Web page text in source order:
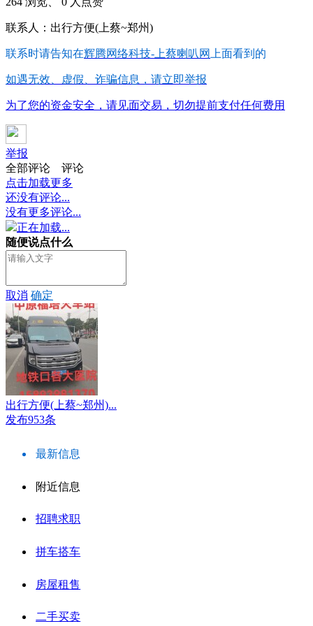
联系人：出行方便(上蔡~郑州)
联系时请告知在辉腾网络科技-上蔡喇叭网 上面看到的
如遇无效、虚假、诈骗信息，请立即举报
为了您的资金安全，请见面交易，切勿提前支付任何费用
举报
全部评论
评论
点击加载更多
还没有评论...
没有更多评论...
正在加载...
随便说点什么
取消 确定
出行方便(上蔡~郑州)...
发布953条
最新信息
附近信息
招聘求职
拼车搭车
房屋租售
二手买卖